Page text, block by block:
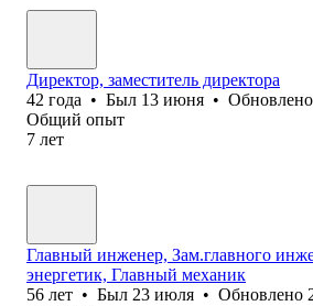
Директор, заместитель директора
42 года • Был 13 июня • Обновлено
Общий опыт
7 лет
Главный инженер, Зам.главного
энергетик, Главный механик
56 лет • Был 23 июля • Обновлено